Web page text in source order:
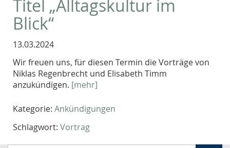
Titel „Alltagskultur im
Blick“
13.03.2024
Wir freuen uns, für diesen Termin die Vorträge von
Niklas Regenbrecht und Elisabeth Timm
anzukündigen. [mehr]
Kategorie: Ankündigungen
Schlagwort: Vortrag